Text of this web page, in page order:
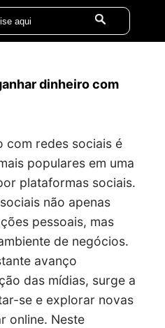
dinheiro com
com redes sociais é
populares em uma
plataformas sociais.
não apenas
pessoais, mas
de negócios.
avanço
das mídias, surge a
se e explorar novas
online. Neste